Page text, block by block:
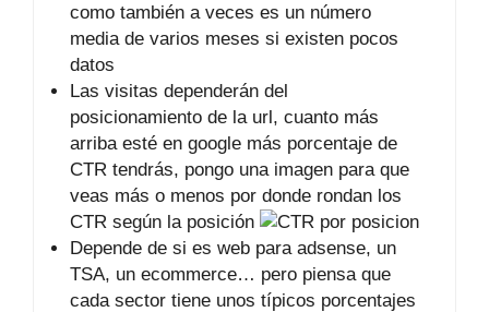
como también a veces es un número
media de varios meses si existen pocos
datos
Las visitas dependerán del
posicionamiento de la url, cuanto más
arriba esté en google más porcentaje de
CTR tendrás, pongo una imagen para que
veas más o menos por donde rondan los
CTR según la posición
Depende de si es web para adsense, un
TSA, un ecommerce… pero piensa que
cada sector tiene unos típicos porcentajes